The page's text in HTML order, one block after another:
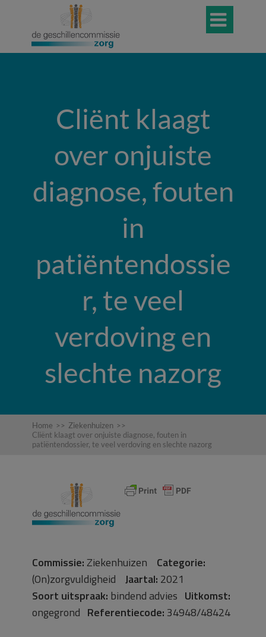

Cliënt klaagt
over onjuiste
diagnose, fouten
in
patiëntendossie
r, te veel
verdoving en
slechte nazorg
Home >> Ziekenhuizen >>
Cliënt klaagt over onjuiste diagnose, fouten in
patiëntendossier, te veel verdoving en slechte nazorg
Commissie:Ziekenhuizen Categorie:
(On)zorgvuldigheid Jaartal: 2021
Soort uitspraak: bindend advies Uitkomst:
ongegrond Referentiecode: 34948/48424